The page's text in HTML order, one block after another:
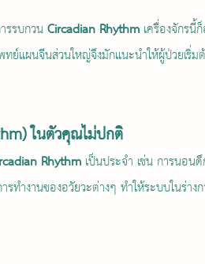
รรบกวน
Circadian Rhythm เครื่องจักรนี้
ย์แผนจีนส่วนใหญ่จึงมักแนะนำให้ผู้ป่วยเริ่ม
ในตัวคุณไม่ปกติ
Rhythm เป็นประจำ เช่น การนอน
ทำงานของอวัยวะต่างๆ ทำให้ระบบในร่าง